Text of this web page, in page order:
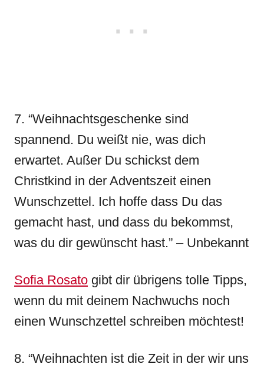
7. “Weihnachtsgeschenke sind
spannend. Du weißt nie, was dich
erwartet. Außer Du schickst dem
Christkind in der Adventszeit einen
Wunschzettel. Ich hoffe dass Du das
gemacht hast, und dass du bekommst,
was du dir gewünscht hast.” – Unbekannt
Sofia Rosato gibt dir übrigens tolle Tipps,
wenn du mit deinem Nachwuchs noch
einen Wunschzettel schreiben möchtest!
8. “Weihnachten ist die Zeit in der wir uns